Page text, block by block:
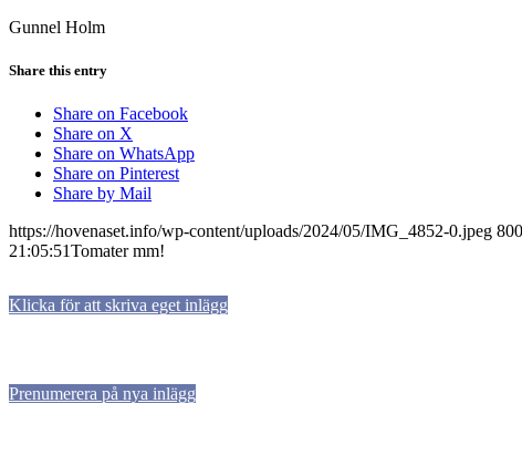
Gunnel Holm
Share this entry
Share on Facebook
Share on X
Share on WhatsApp
Share on Pinterest
Share by Mail
https://hovenaset.info/wp-content/uploads/2024/05/IMG_4852-0.jpeg 800
21:05:51Tomater mm!
Klicka för att skriva eget inlägg
Prenumerera på nya inlägg